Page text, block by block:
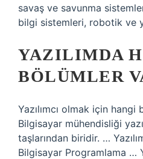
savaş ve savunma
bilgi sistemleri, robotik ve
YAZILIMDA
BÖLÜMLER
Yazılımcı olmak için hangi
Bilgisayar mühendisliği
taşlarından biridir. …
Bilgisayar Programlama …